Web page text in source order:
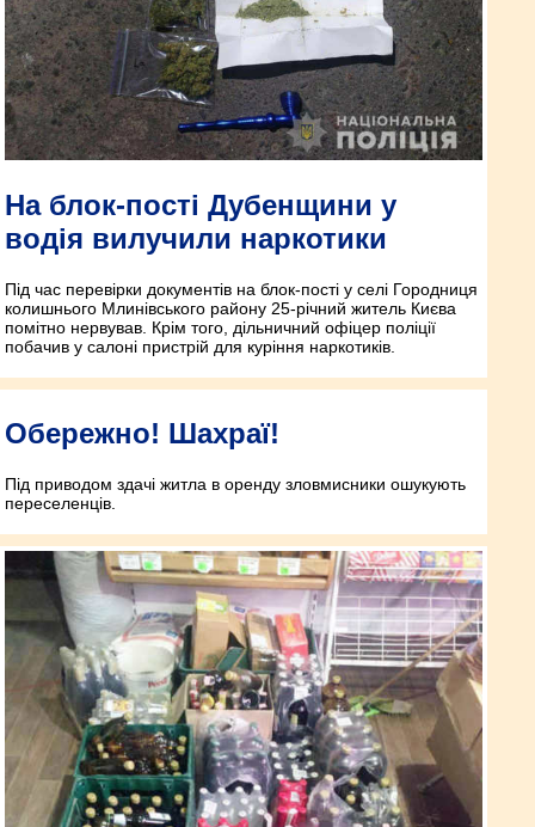
На блок-пості Дубенщини у
водія вилучили наркотики
Під час перевірки документів на блок-пості у селі Городниця
колишнього Млинівського району 25-річний житель Києва
помітно нервував. Крім того, дільничний офіцер поліції
побачив у салоні пристрій для куріння наркотиків.
Обережно! Шахраї!
Під приводом здачі житла в оренду зловмисники ошукують
переселенців.